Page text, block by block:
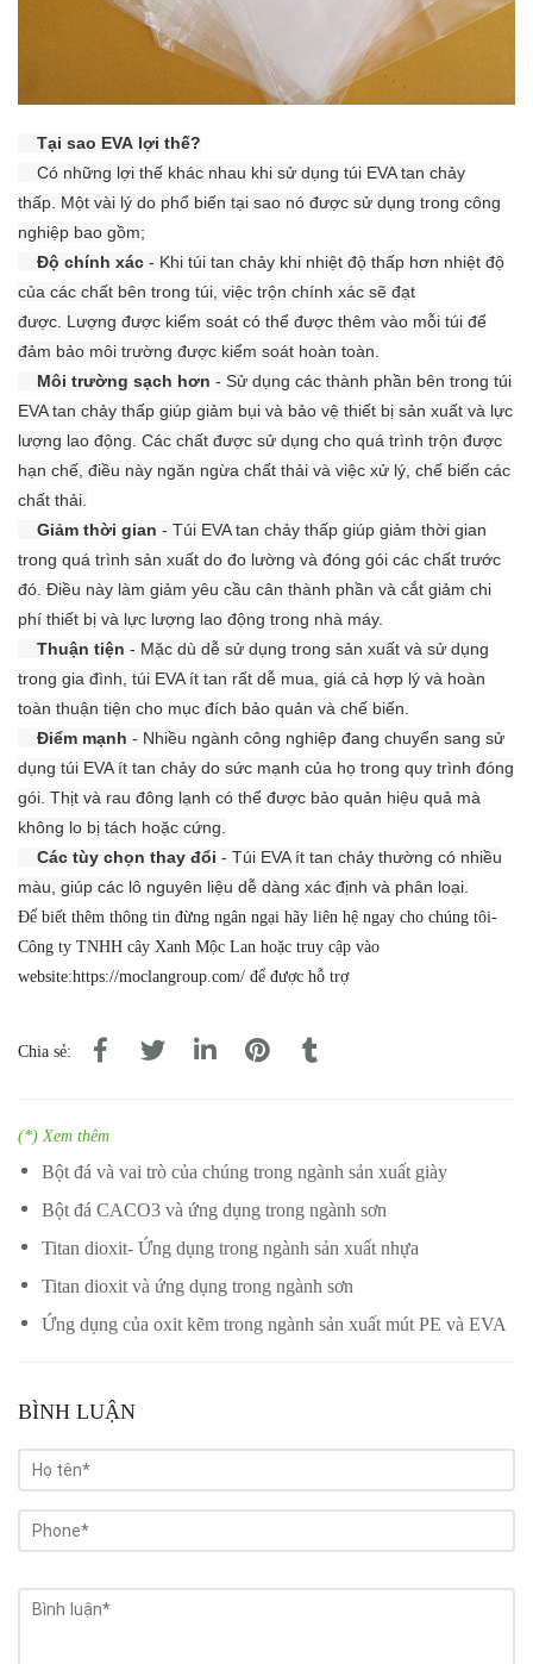
Tại sao EVA lợi thế?
Có những lợi thế khác nhau khi sử dụng túi EVA tan chảy
thấp. Một vài lý do phổ biến tại sao nó được sử dụng trong công
nghiệp bao gồm;
Độ chính xác - Khi túi tan chảy khi nhiệt độ thấp hơn nhiệt độ
của các chất bên trong túi, việc trộn chính xác sẽ đạt
được. Lượng được kiểm soát có thể được thêm vào mỗi túi để
đảm bảo môi trường được kiểm soát hoàn toàn.
Môi trường sạch hơn - Sử dụng các thành phần bên trong túi
EVA tan chảy thấp giúp giảm bụi và bảo vệ thiết bị sản xuất và lực
lượng lao động. Các chất được sử dụng cho quá trình trộn được
hạn chế, điều này ngăn ngừa chất thải và việc xử lý, chế biến các
chất thải.
Giảm thời gian - Túi EVA tan chảy thấp giúp giảm thời gian
trong quá trình sản xuất do đo lường và đóng gói các chất trước
đó. Điều này làm giảm yêu cầu cân thành phần và cắt giảm chi
phí thiết bị và lực lượng lao động trong nhà máy.
Thuận tiện - Mặc dù dễ sử dụng trong sản xuất và sử dụng
trong gia đình, túi EVA ít tan rất dễ mua, giá cả hợp lý và hoàn
toàn thuận tiện cho mục đích bảo quản và chế biến.
Điểm mạnh - Nhiều ngành công nghiệp đang chuyển sang sử
dụng túi EVA ít tan chảy do sức mạnh của họ trong quy trình đóng
gói. Thịt và rau đông lạnh có thể được bảo quản hiệu quả mà
không lo bị tách hoặc cứng.
Các tùy chọn thay đổi - Túi EVA ít tan chảy thường có nhiều
màu, giúp các lô nguyên liệu dễ dàng xác định và phân loại.
Để biết thêm thông tin đừng ngân ngại hãy liên hệ ngay cho chúng tôi-
Công ty TNHH cây Xanh Mộc Lan hoặc truy cập vào
website:https://moclangroup.com/ để được hỗ trợ
Chia sẻ:
(*) Xem thêm
Bột đá và vai trò của chúng trong ngành sản xuất giày
Bột đá CACO3 và ứng dụng trong ngành sơn
Titan dioxit- Ứng dụng trong ngành sản xuất nhựa
Titan dioxit và ứng dụng trong ngành sơn
Ứng dụng của oxit kẽm trong ngành sản xuất mút PE và EVA
BÌNH LUẬN